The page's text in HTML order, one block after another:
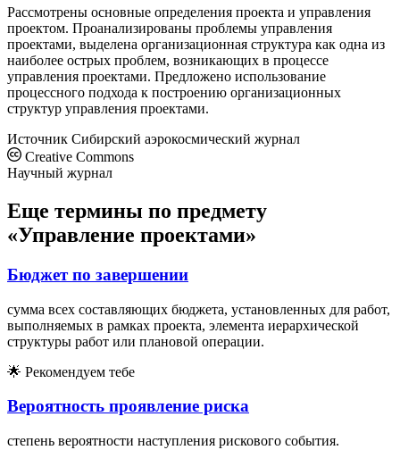
Рассмотрены основные определения проекта и управления
проектом. Проанализированы проблемы управления
проектами, выделена организационная структура как одна из
наиболее острых проблем, возникающих в процессе
управления проектами. Предложено использование
процессного подхода к построению организационных
структур управления проектами.
Источник Сибирский аэрокосмический журнал
Creative Commons
Научный журнал
Еще термины по предмету
«Управление проектами»
Бюджет по завершении
сумма всех составляющих бюджета, установленных для работ,
выполняемых в рамках проекта, элемента иерархической
структуры работ или плановой операции.
🌟 Рекомендуем тебе
Вероятность проявление риска
степень вероятности наступления рискового события.